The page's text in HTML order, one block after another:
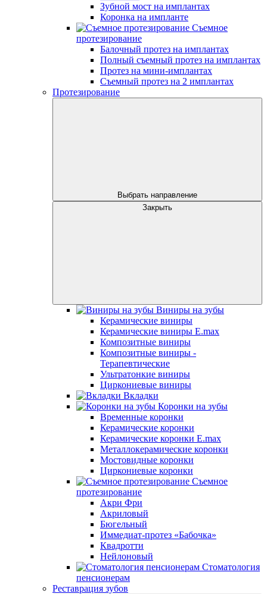
Зубной мост на имплантах
Коронка на импланте
Съемное
протезирование
Балочный протез на имплантах
Полный съемный протез на имплантах
Протез на мини-имплантах
Съемный протез на 2 имплантах
Протезирование
Выбрать направление
Закрыть
Виниры на зубы
Керамические виниры
Керамические виниры E.max
Композитные виниры
Композитные виниры -
Терапевтические
Ультратонкие виниры
Циркониевые виниры
Вкладки
Коронки на зубы
Временные коронки
Керамические коронки
Керамические коронки E.max
Металлокерамические коронки
Мостовидные коронки
Циркониевые коронки
Съемное
протезирование
Акри Фри
Акриловый
Бюгельный
Иммедиат-протез «Бабочка»
Квадротти
Нейлоновый
Стоматология
пенсионерам
Реставрация зубов